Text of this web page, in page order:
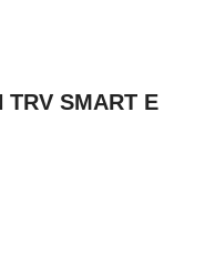
TRV SMART E